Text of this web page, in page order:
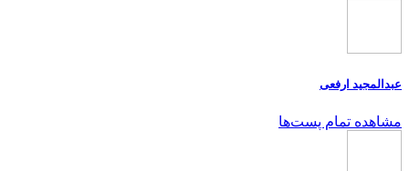
عبدالمجید ارفعی
مشاهده تمام پست‌ها